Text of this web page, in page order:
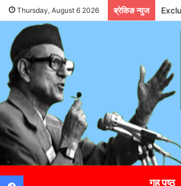
Thursday, August 6 2026 ब्रेकिङ न्युज
गृह पृष्ठ
Facebook